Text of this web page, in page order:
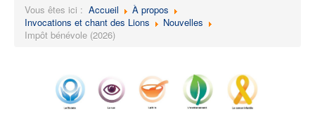
Vous êtes ici : Accueil
À propos
Invocations et chant des Lions
Nouvelles
Impôt bénévole (2026)